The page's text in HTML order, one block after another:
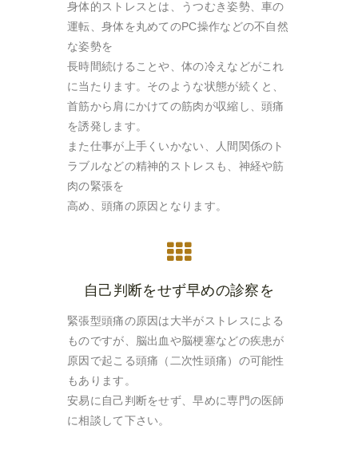
身体的ストレスとは、うつむき姿勢、車の
運転、身体を丸めてのPC操作などの不自然
な姿勢を
長時間続けることや、体の冷えなどがこれ
に当たります。そのような状態が続くと、
首筋から肩にかけての筋肉が収縮し、頭痛
を誘発します。
また仕事が上手くいかない、人間関係のト
ラブルなどの精神的ストレスも、神経や筋
肉の緊張を
高め、頭痛の原因となります。
自己判断をせず早めの診察を
緊張型頭痛の原因は大半がストレスによる
ものですが、脳出血や脳梗塞などの疾患が
原因で起こる頭痛（二次性頭痛）の可能性
もあります。
安易に自己判断をせず、早めに専門の医師
に相談して下さい。